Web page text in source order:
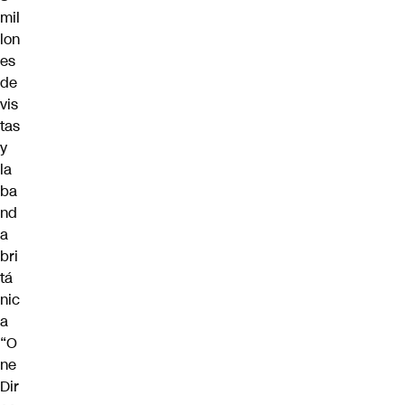
mil
lon
es
de
vis
tas
y
la
ba
nd
a
bri
tá
nic
a
“O
ne
Dir